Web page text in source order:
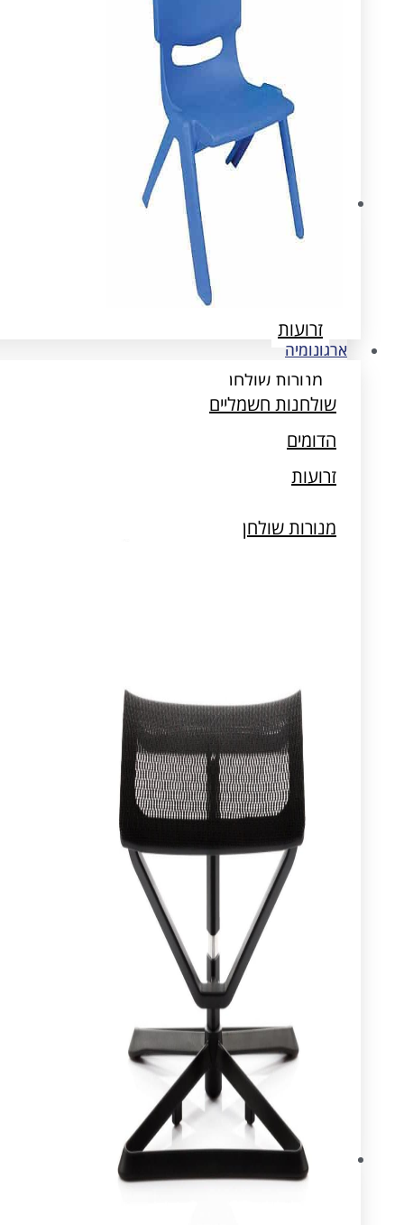
ארגונומיה
שולחנות חשמליים
זרועות
מנורות שולחן
מעמדים למחשב וטאבלט
עיצוב ותכנון
ארגונומיה
שולחנות חשמליים
הדומים
זרועות
מנורות שולחן